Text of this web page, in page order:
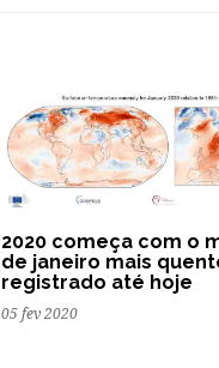
2020 começa com o
de janeiro mais
registrado até hoje
05 fev 2020